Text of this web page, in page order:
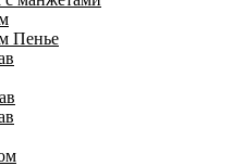
Пенье